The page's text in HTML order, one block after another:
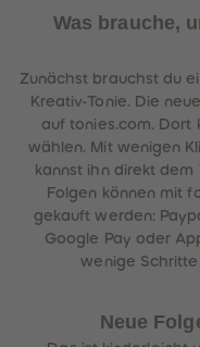
Was brauche,
Zunächst brauchst du
Kreativ-Tonie. Die
auf tonies.com. Dort
wählen. Mit wenigen
kannst ihn direkt dem
Folgen können mit
gekauft werden:
Google Pay oder
wenige Schritte
Neue